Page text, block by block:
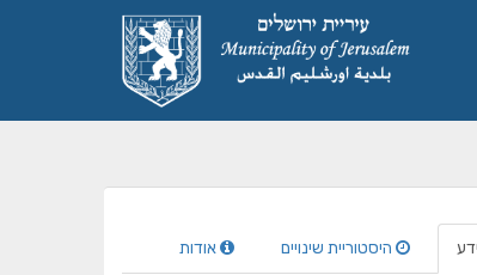
היסטוריית שינויים אודות